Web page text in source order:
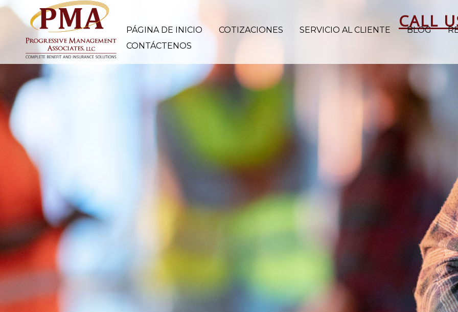
CALL
PÁGINA DE INICIO COTIZACIONES SERVICIO AL CLIENTE BLOG
CONTÁCTENOS